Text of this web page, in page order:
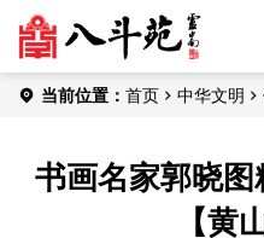
当前位置： 首页 中华文明
书画名家郭晓
【黄